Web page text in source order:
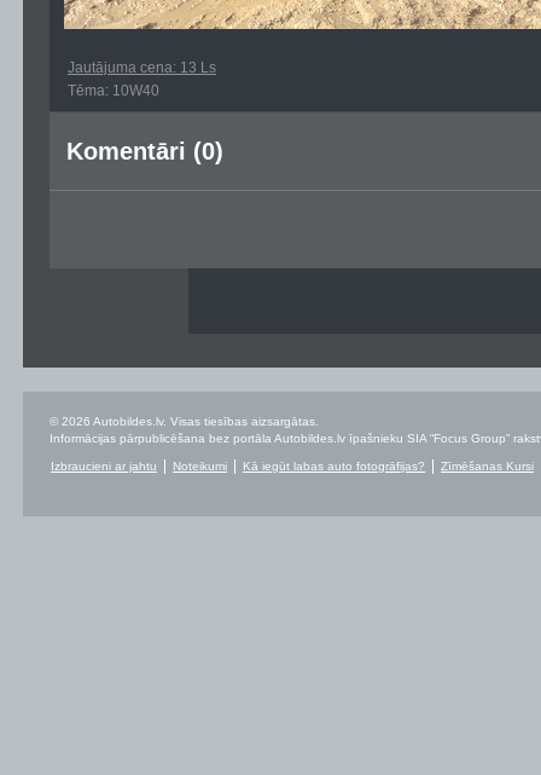
Jautājuma cena: 13 Ls
Tēma: 10W40
Komentāri (0)
© 2026 Autobildes.lv. Visas tiesības aizsargātas.
Informācijas pārpublicēšana bez portāla Autobildes.lv īpašnieku SIA “Focus Group”
Izbraucieni ar jahtu Noteikumi Kā iegūt labas auto fotogrāfijas? Zīmēšanas Kursi